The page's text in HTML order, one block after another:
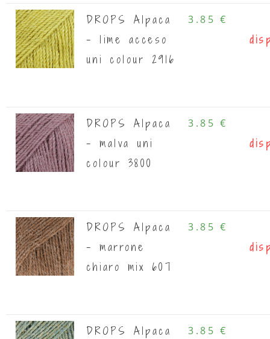
DROPS Alpaca
- lime acceso
uni colour 2916
3.85 €
DROPS Alpaca
- malva uni
colour 3800
3.85 €
DROPS Alpaca
- marrone
chiaro mix 607
3.85 €
DROPS Alpaca
3.85 €